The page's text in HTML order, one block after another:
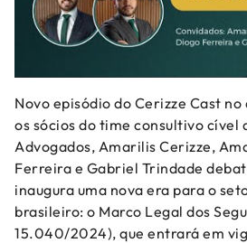
Novo episódio do Cerizze Cast
os sócios do time consultivo cível
Advogados, Amarilis Cerizze,
Ferreira e Gabriel Trindade
inaugura uma nova era para o
brasileiro: o Marco Legal dos
15.040/2024), que entrará em